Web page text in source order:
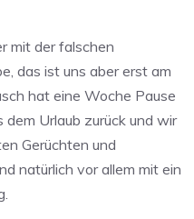
mit der falschen
das ist uns aber erst am
hat eine Woche Pause
dem Urlaub zurück und wir
Gerüchten und
natürlich vor allem mit ein